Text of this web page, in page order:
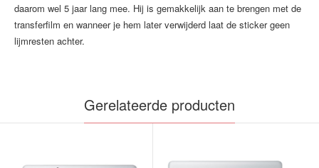
daarom wel 5 jaar lang mee. Hij is gemakkelijk aan te brengen met de
transferfilm en wanneer je hem later verwijderd laat de sticker geen
lijmresten achter.
Gerelateerde producten